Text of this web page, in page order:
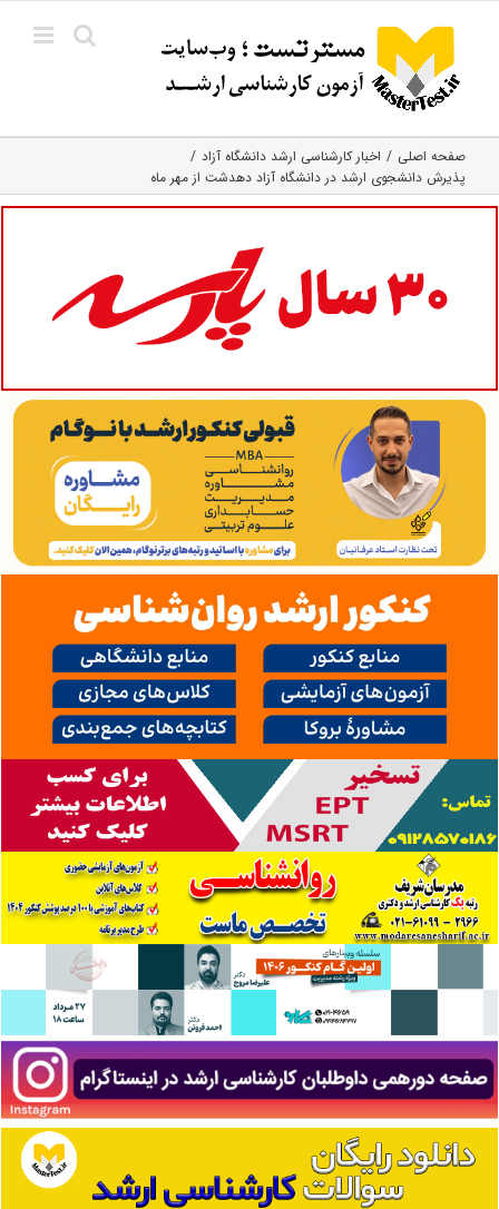
content
صفحه اصلی
اخبار کارشناسی ارشد دانشگاه آزاد
پذیرش دانشجوی ارشد در دانشگاه آزاد دهدشت از مهر ماه